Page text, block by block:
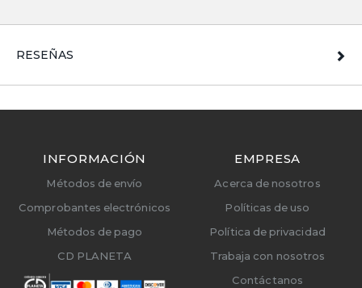
RESEÑAS
INFORMACIÓN
Métodos de envío
Comprobantes electrónicos
Métodos de pago
CD PLANETA
EMPRESA
Acerca de nosotros
Políticas de uso
Política de privacidad
Trabaja con nosotros
Contáctanos